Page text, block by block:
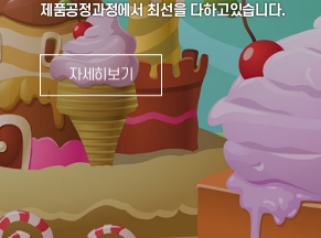
제품공정과정에서 최선을 다하고있습니다.
자세히보기